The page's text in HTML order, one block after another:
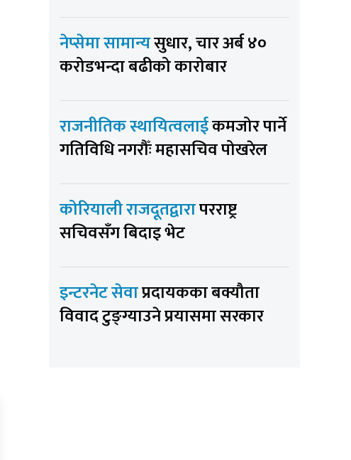
नेप्सेमा सामान्यसुधार, चार अर्ब ४०
करोडभन्दा बढीको कारोबार
राजनीतिक स्थायित्वलाईकमजोर पार्ने
गतिविधि नगरौँः महासचिव पोखरेल
कोरियाली राजदूतद्वारापरराष्ट्र
सचिवसँग बिदाइ भेट
इन्टरनेट सेवाप्रदायकका बक्यौता
विवाद टुङ्ग्याउने प्रयासमा सरकार